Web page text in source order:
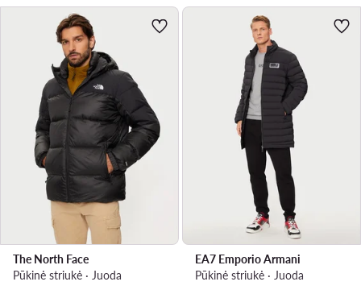
The North Face
Pūkinė striukė · Juoda
EA7 Emporio Armani
Pūkinė striukė · Juoda